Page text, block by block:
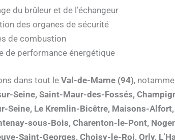
du brûleur et de l’échangeur
des organes de sécurité
de combustion
de performance énergétique
dans tout le Val-de-Marne (94),
Seine, Saint-Maur-des-Fossés,
Seine, Le Kremlin-Bicêtre, Maisons-Alfort,
sous-Bois, Charenton-le-Pont,
Saint-Georges, Choisy-le-Roi, Orly,